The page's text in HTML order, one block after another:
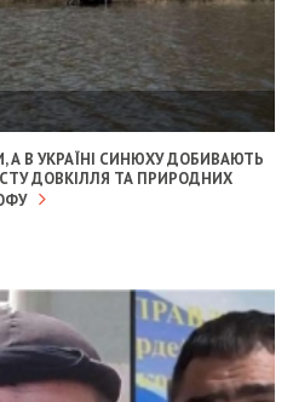
А В УКРАЇНІ СИНЮХУ ДОБИВАЮТЬ
ДОВКІЛЛЯ ТА ПРИРОДНИХ